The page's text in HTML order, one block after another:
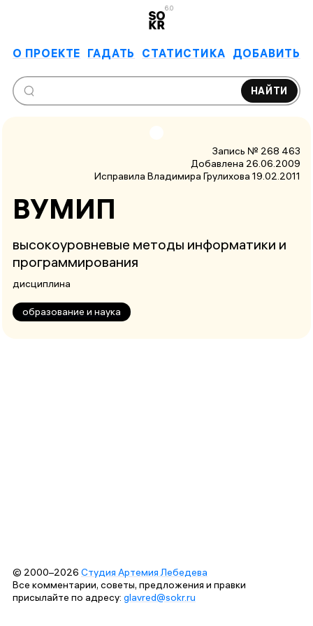
6.0
О ПРОЕКТЕ ГАДАТЬ СТАТИСТИКА ДОБАВИТЬ
НАЙТИ
Запись № 268 463
Добавлена 26.06.2009
Исправила Владимира Грулихова 19.02.2011
ВУМИП
высокоуровневые методы информатики и
программирования
дисциплина
образование и наука
© 2000–2026 Студия Артемия Лебедева
Все комментарии, советы, предложения и правки
присылайте по адресу: glavred@sokr.ru